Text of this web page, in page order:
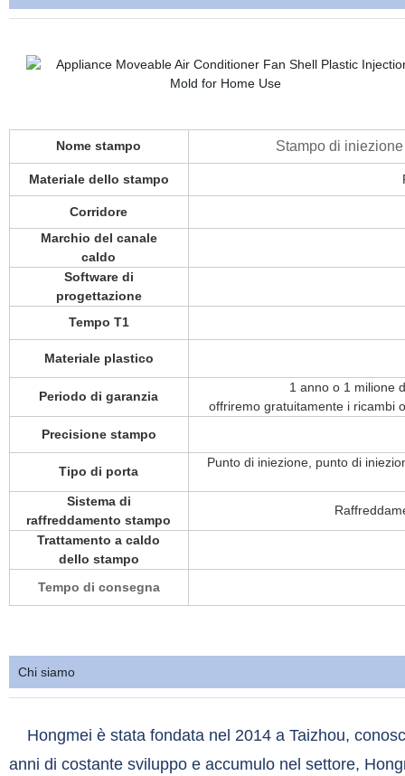
Nome stampo Stampo di
Materiale dello stampo
Corridore
Marchio del canale
caldo
Software di
progettazione
Tempo T1
Materiale plastico
Periodo di garanzia
1 anno o 1 milione
offriremo gratuitamente i ricambi
Precisione stampo
Tipo di porta
Punto di iniezione, punto di
Sistema di
raffreddamento stampo
Trattamento a caldo
dello stampo
Tempo di consegna
Chi siamo
Hongmei è stata fondata nel 2014 a Taizhou,
anni di costante sviluppo e accumulo nel settore,